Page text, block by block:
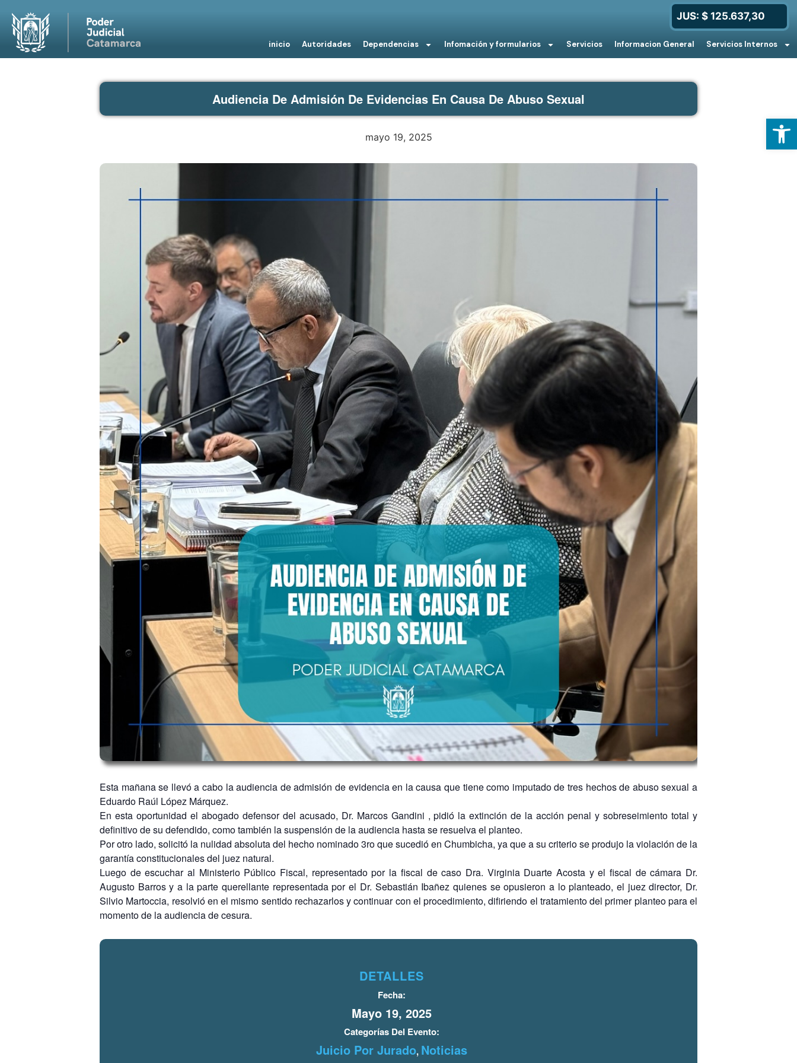
inicio Autoridades Dependencias Infomación y formularios Servicios Informacion General Servicios Internos
JUS: $ 125.637,30
Audiencia De Admisión De Evidencias En Causa De Abuso Sexual
mayo 19, 2025
Esta mañana se llevó a cabo la audiencia de admisión de evidencia en la causa que tiene como imputado de tres hechos de abuso sexual a
Eduardo Raúl López Márquez.
En esta oportunidad el abogado defensor del acusado, Dr. Marcos Gandini , pidió la extinción de la acción penal y sobreseimiento total y
definitivo de su defendido, como también la suspensión de la audiencia hasta se resuelva el planteo.
Por otro lado, solicitó la nulidad absoluta del hecho nominado 3ro que sucedió en Chumbicha, ya que a su criterio se produjo la violación de la
garantía constitucionales del juez natural.
Luego de escuchar al Ministerio Público Fiscal, representado por la fiscal de caso Dra. Virginia Duarte Acosta y el fiscal de cámara Dr.
Augusto Barros y a la parte querellante representada por el Dr. Sebastián Ibañez quienes se opusieron a lo planteado, el juez director, Dr.
Silvio Martoccia, resolvió en el mismo sentido rechazarlos y continuar con el procedimiento, difiriendo el tratamiento del primer planteo para el
momento de la audiencia de cesura.
DETALLES
Fecha:
Mayo 19, 2025
Categorías Del Evento:
Juicio Por Jurado, Noticias